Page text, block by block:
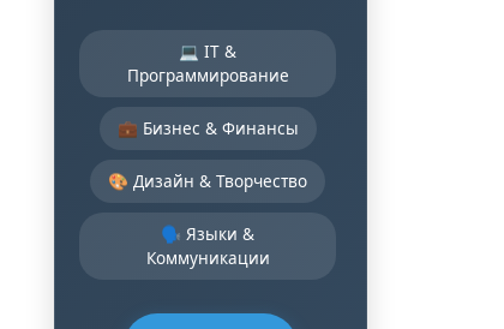
💻 IT &
Программирование
💼 Бизнес & Финансы
🎨 Дизайн & Творчество
🗣️ Языки &
Коммуникации